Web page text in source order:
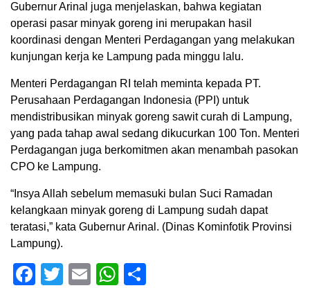
Gubernur Arinal juga menjelaskan, bahwa kegiatan
operasi pasar minyak goreng ini merupakan hasil
koordinasi dengan Menteri Perdagangan yang melakukan
kunjungan kerja ke Lampung pada minggu lalu.
Menteri Perdagangan RI telah meminta kepada PT.
Perusahaan Perdagangan Indonesia (PPI) untuk
mendistribusikan minyak goreng sawit curah di Lampung,
yang pada tahap awal sedang dikucurkan 100 Ton. Menteri
Perdagangan juga berkomitmen akan menambah pasokan
CPO ke Lampung.
“Insya Allah sebelum memasuki bulan Suci Ramadan
kelangkaan minyak goreng di Lampung sudah dapat
teratasi,” kata Gubernur Arinal. (Dinas Kominfotik Provinsi
Lampung).
Facebook
Twitter
EmailWhatsApp